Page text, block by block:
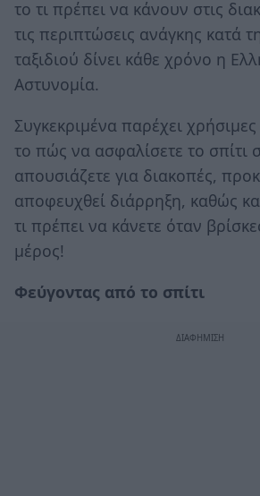
το τι πρέπει να κάνουν στις
τις περιπτώσεις ανάγκης κατά
ταξιδιού δίνει κάθε χρόνο η
Αστυνομία.
Συγκεκριμένα παρέχει
το πώς να ασφαλίσετε το σπίτι
απουσιάζετε για διακοπές,
αποφευχθεί διάρρηξη, καθώς
τι πρέπει να κάνετε όταν
μέρος!
Φεύγοντας από το σπίτι